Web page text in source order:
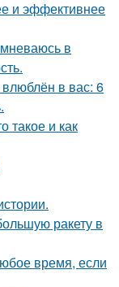
и эффективнее
в
в вас: 6
такое и как
ракету в
время, если